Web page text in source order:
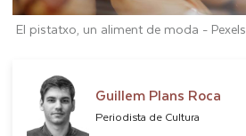
El pistatxo, un aliment de moda - Pexels
Guillem Plans Roca
Periodista de Cultura